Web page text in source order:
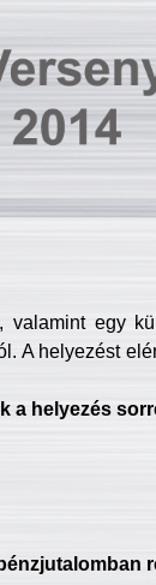
valamint egy
A helyezést
a helyezés